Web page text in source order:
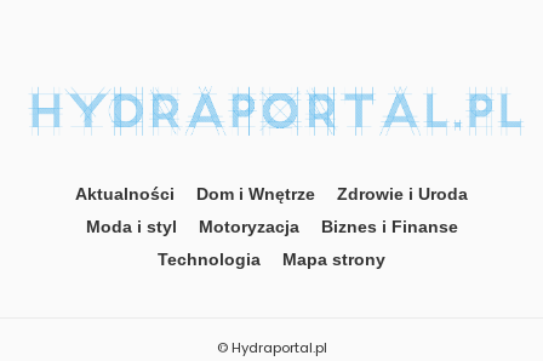
Aktualności Dom i Wnętrze
Zdrowie i Uroda
Moda i styl
Motoryzacja
Biznes i Finanse
Technologia
Mapa strony
© Hydraportal.pl